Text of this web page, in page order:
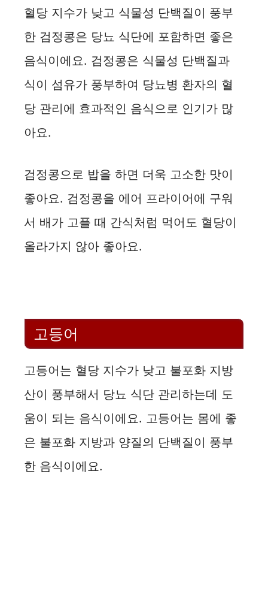
혈당 지수가 낮고 식물성 단백질이 풍부
한 검정콩은 당뇨 식단에 포함하면 좋은
음식이에요. 검정콩은 식물성 단백질과
식이 섬유가 풍부하여 당뇨병 환자의 혈
당 관리에 효과적인 음식으로 인기가 많
아요.
검정콩으로 밥을 하면 더욱 고소한 맛이
좋아요. 검정콩을 에어 프라이어에 구워
서 배가 고플 때 간식처럼 먹어도 혈당이
올라가지 않아 좋아요.
고등어
고등어는 혈당 지수가 낮고 불포화 지방
산이 풍부해서 당뇨 식단 관리하는데 도
움이 되는 음식이에요. 고등어는 몸에 좋
은 불포화 지방과 양질의 단백질이 풍부
한 음식이에요.